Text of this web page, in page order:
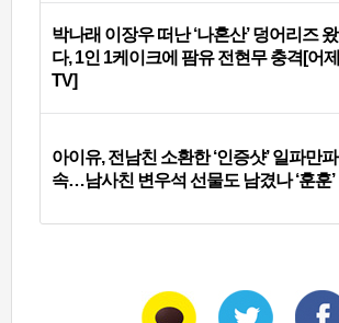
박나래 이장우 떠난 ‘나혼산’ 덩어리즈 왔
다, 1인 1케이크에 팜유 전현무 충격[어제
TV]
아이유, 전남친 소환한 ‘인증샷’ 일파만파
속…남사친 변우석 선물도 남겼나 ‘훈훈’